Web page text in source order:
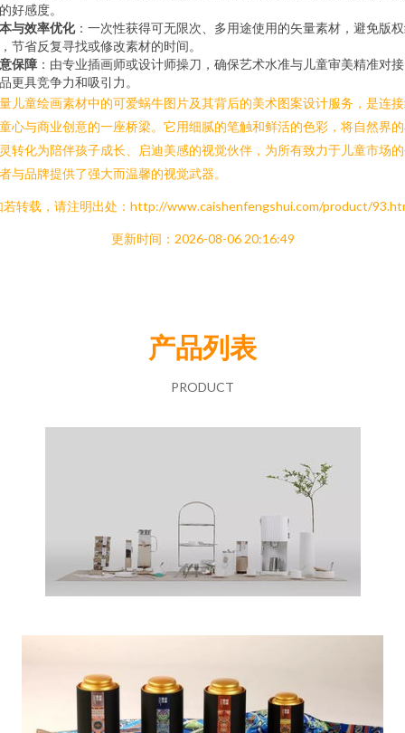
好感度。
与效率优化：一次性获得可无限次、多用途使用的矢量素材，避免版
节省反复寻找或修改素材的时间。
保障 ：由专业插画师或设计师操刀，确保艺术水准与儿童审美精准对
更具竞争力和吸引力。
儿童绘画素材中的可爱蜗牛图片及其背后的美术图案设计服务，是连
心与商业创意的一座桥梁。它用细腻的笔触和鲜活的色彩，将自然界
转化为陪伴孩子成长、启迪美感的视觉伙伴，为所有致力于儿童市场
与品牌提供了强大而温馨的视觉武器。
若转载，请注明出处：http://www.caishenfengshui.com/product/
更新时间：2026-08-06 20:16:49
产品列表
PRODUCT